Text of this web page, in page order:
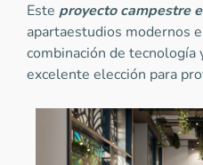
Este proyecto campestre
apartaestudios modernos
combinación de tecnología
excelente elección para